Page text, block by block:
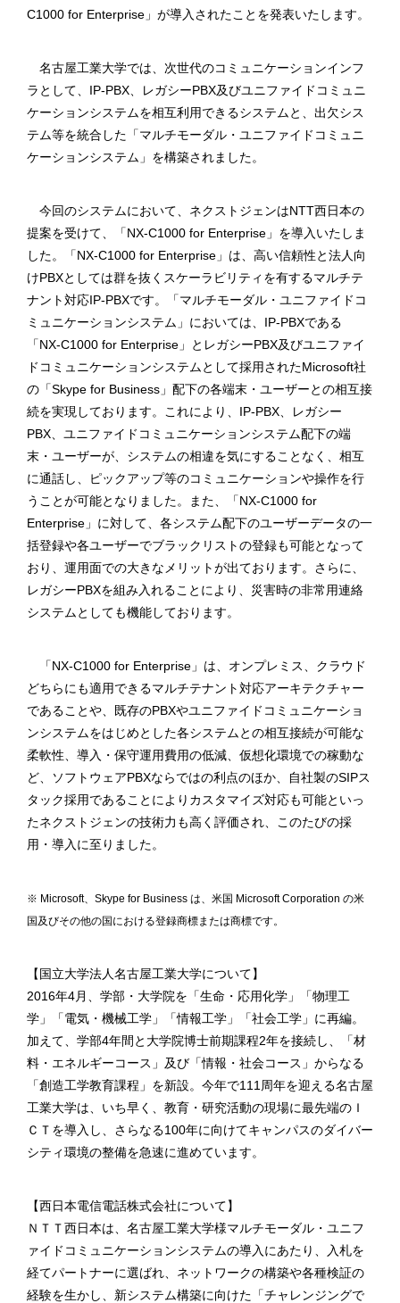
C1000 for Enterprise」が導入されたことを発表いたします。
名古屋工業大学では、次世代のコミュニケーションインフ
ラとして、IP-PBX、レガシーPBX及びユニファイドコミュニ
ケーションシステムを相互利用できるシステムと、出欠シス
テム等を統合した「マルチモーダル・ユニファイドコミュニ
ケーションシステム」を構築されました。
今回のシステムにおいて、ネクストジェンはNTT西日本の
提案を受けて、「NX-C1000 for Enterprise」を導入いたしま
した。「NX-C1000 for Enterprise」は、高い信頼性と法人向
けPBXとしては群を抜くスケーラビリティを有するマルチテ
ナント対応IP-PBXです。「マルチモーダル・ユニファイドコ
ミュニケーションシステム」においては、IP-PBXである
「NX-C1000 for Enterprise」とレガシーPBX及びユニファイ
ドコミュニケーションシステムとして採用されたMicrosoft社
の「Skype for Business」配下の各端末・ユーザーとの相互接
続を実現しております。これにより、IP-PBX、レガシー
PBX、ユニファイドコミュニケーションシステム配下の端
末・ユーザーが、システムの相違を気にすることなく、相互
に通話し、ピックアップ等のコミュニケーションや操作を行
うことが可能となりました。また、「NX-C1000 for
Enterprise」に対して、各システム配下のユーザーデータの一
括登録や各ユーザーでブラックリストの登録も可能となって
おり、運用面での大きなメリットが出ております。さらに、
レガシーPBXを組み入れることにより、災害時の非常用連絡
システムとしても機能しております。
「NX-C1000 for Enterprise」は、オンプレミス、クラウド
どちらにも適用できるマルチテナント対応アーキテクチャー
であることや、既存のPBXやユニファイドコミュニケーショ
ンシステムをはじめとした各システムとの相互接続が可能な
柔軟性、導入・保守運用費用の低減、仮想化環境での稼動な
ど、ソフトウェアPBXならではの利点のほか、自社製のSIPス
タック採用であることによりカスタマイズ対応も可能といっ
たネクストジェンの技術力も高く評価され、このたびの採
用・導入に至りました。
※ Microsoft、Skype for Business は、米国 Microsoft Corporation の米
国及びその他の国における登録商標または商標です。
【国立大学法人名古屋工業大学について】
2016年4月、学部・大学院を「生命・応用化学」「物理工
学」「電気・機械工学」「情報工学」「社会工学」に再編。
加えて、学部4年間と大学院博士前期課程2年を接続し、「材
料・エネルギーコース」及び「情報・社会コース」からなる
「創造工学教育課程」を新設。今年で111周年を迎える名古屋
工業大学は、いち早く、教育・研究活動の現場に最先端のＩ
ＣＴを導入し、さらなる100年に向けてキャンパスのダイバー
シティ環境の整備を急速に進めています。
【西日本電信電話株式会社について】
ＮＴＴ西日本は、名古屋工業大学様マルチモーダル・ユニフ
ァイドコミュニケーションシステムの導入にあたり、入札を
経てパートナーに選ばれ、ネットワークの構築や各種検証の
経験を生かし、新システム構築に向けた「チャレンジングで